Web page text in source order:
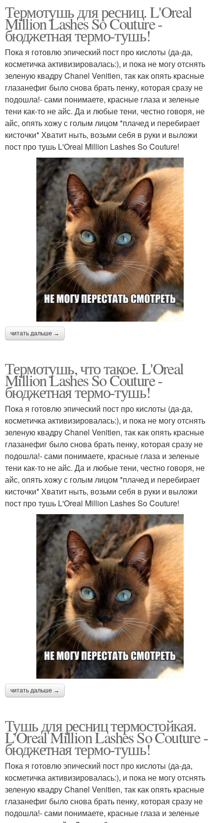
Термотушь для ресниц. L'Oreal
Million Lashes So Couture -
бюджетная термо-тушь!
Пока я готовлю эпический пост про кислоты (да-да,
косметичка активизировалась:), и пока не могу отснять
зеленую квадру Chanel Venitien, так как опять красные
глазанефиг было снова брать пенку, которая сразу не
подошла!- сами понимаете, красные глаза и зеленые
тени как-то не айс. Да и любые тени, честно говоря, не
айс, опять хожу с голым лицом *плачед и перебирает
кисточки* Хватит ныть, возьми себя в руки и выложи
пост про тушь L'Oreal Million Lashes So Couture!
читать дальше →
Термотушь, что такое. L'Oreal
Million Lashes So Couture -
бюджетная термо-тушь!
Пока я готовлю эпический пост про кислоты (да-да,
косметичка активизировалась:), и пока не могу отснять
зеленую квадру Chanel Venitien, так как опять красные
глазанефиг было снова брать пенку, которая сразу не
подошла!- сами понимаете, красные глаза и зеленые
тени как-то не айс. Да и любые тени, честно говоря, не
айс, опять хожу с голым лицом *плачед и перебирает
кисточки* Хватит ныть, возьми себя в руки и выложи
пост про тушь L'Oreal Million Lashes So Couture!
читать дальше →
Тушь для ресниц термостойкая.
L'Oreal Million Lashes So Couture -
бюджетная термо-тушь!
Пока я готовлю эпический пост про кислоты (да-да,
косметичка активизировалась:), и пока не могу отснять
зеленую квадру Chanel Venitien, так как опять красные
глазанефиг было снова брать пенку, которая сразу не
подошла!- сами понимаете, красные глаза и зеленые